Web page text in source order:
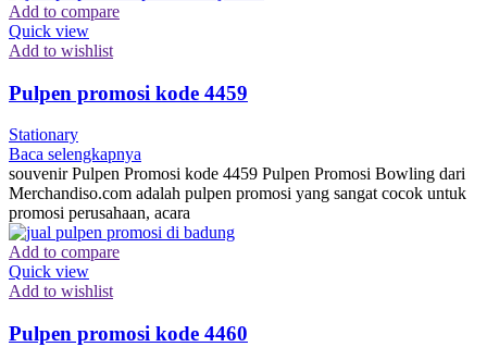
Add to compare
Quick view
Add to wishlist
Pulpen promosi kode 4459
Stationary
Baca selengkapnya
souvenir Pulpen Promosi kode 4459 Pulpen Promosi Bowling dari
Merchandiso.com adalah pulpen promosi yang sangat cocok untuk
promosi perusahaan, acara
Add to compare
Quick view
Add to wishlist
Pulpen promosi kode 4460